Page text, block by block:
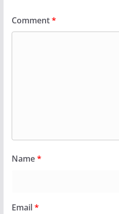
Comment*
Name*
Email*